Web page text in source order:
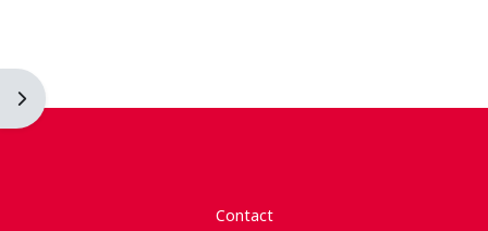
Ouvrir le tiroir des blocs
Contact